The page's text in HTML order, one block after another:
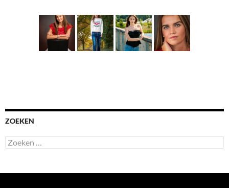
ZOEKEN
Zoeken
naar: